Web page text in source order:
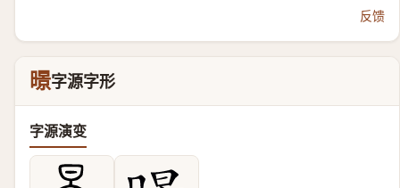
反馈
暻字源字形
字源演变